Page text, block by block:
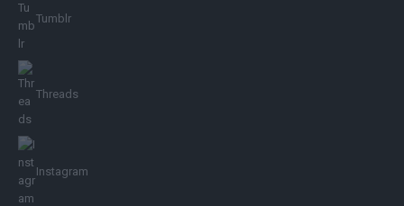
Tumblr
Threads
Instagram